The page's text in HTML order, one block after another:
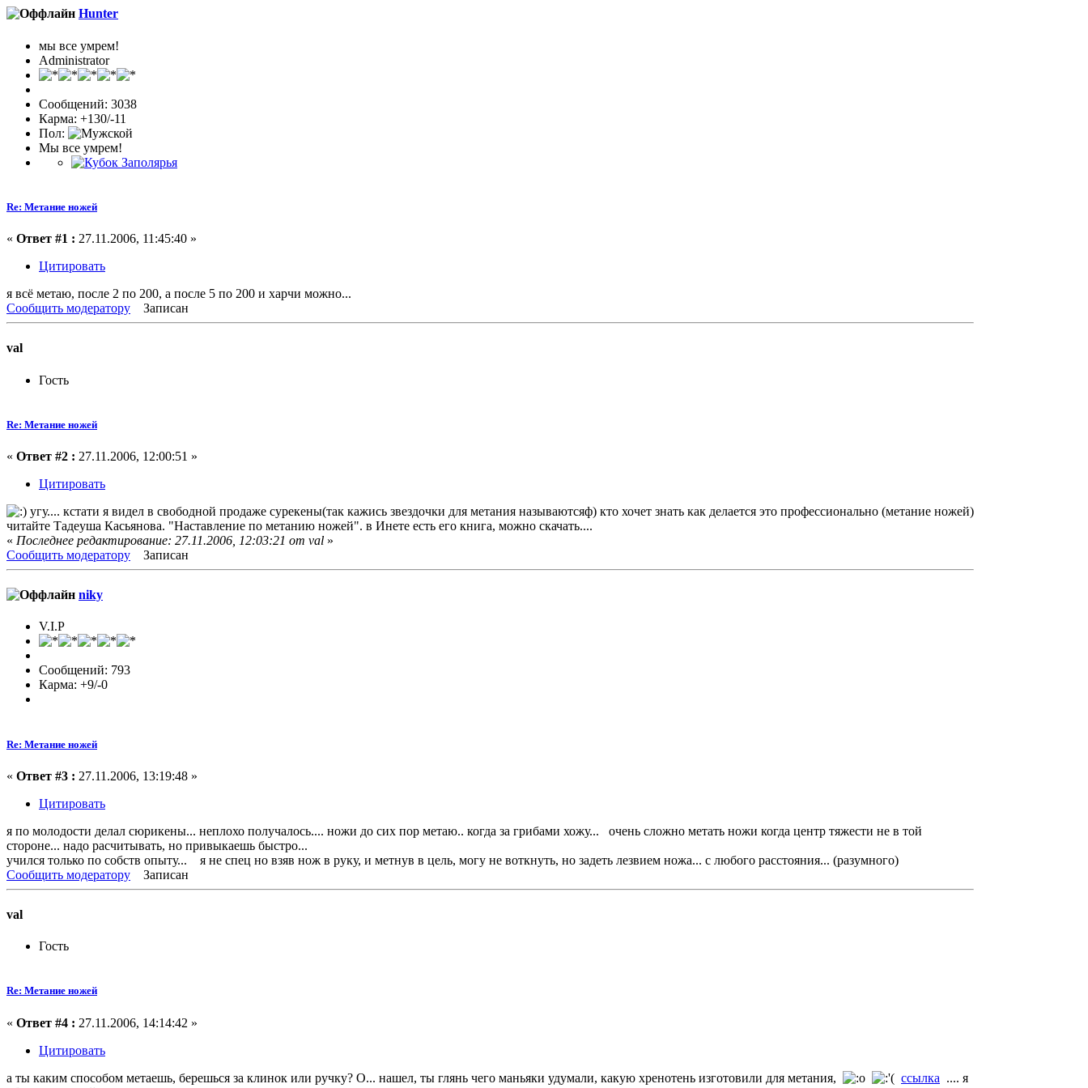
Hunter
мы все умрем!
Administrator
Сообщений: 3038
Карма: +130/-11
Пол:
Мы все умрем!
Re: Метание ножей
« Ответ #1 : 27.11.2006, 11:45:40 »
Цитировать
я всё метаю, после 2 по 200, а после 5 по 200 и харчи можно...
Сообщить модератору
Записан
val
Гость
Re: Метание ножей
« Ответ #2 : 27.11.2006, 12:00:51 »
Цитировать
угу.... кстати я видел в свободной продаже сурекены(так кажись звездочки для метания называютсяф) кто хочет знать как делается это профессионально (метание ножей)
читайте Тадеуша Касьянова. "Наставление по метанию ножей". в Инете есть его книга, можно скачать....
« Последнее редактирование: 27.11.2006, 12:03:21 от val »
Сообщить модератору
Записан
niky
V.I.P
Сообщений: 793
Карма: +9/-0
Re: Метание ножей
« Ответ #3 : 27.11.2006, 13:19:48 »
Цитировать
я по молодости делал сюрикены... неплохо получалось.... ножи до сих пор метаю.. когда за грибами хожу... очень сложно метать ножи когда центр тяжести не в той
стороне... надо расчитывать, но привыкаешь быстро...
учился только по собств опыту... я не спец но взяв нож в руку, и метнув в цель, могу не воткнуть, но задеть лезвием ножа... с любого расстояния... (разумного)
Сообщить модератору
Записан
val
Гость
Re: Метание ножей
« Ответ #4 : 27.11.2006, 14:14:42 »
Цитировать
а ты каким способом метаешь, берешься за клинок или ручку? О... нашел, ты глянь чего маньяки удумали, какую хренотень изготовили для метания,
ссылка .... я